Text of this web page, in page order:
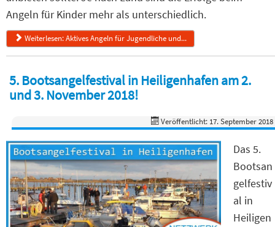
Angeln für Kinder mehr als unterschiedlich.
Weiterlesen: Aktives Angeln für Jugendliche und...
5. Bootsangelfestival in Heiligenhafen am 2.
und 3. November 2018!
Veröffentlicht: 17. September 2018
Das 5.
Bootsan
gelfestiv
al in
Heiligen